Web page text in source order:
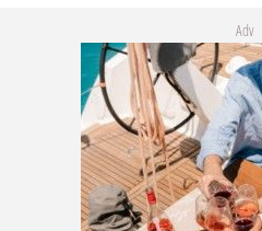
Adv